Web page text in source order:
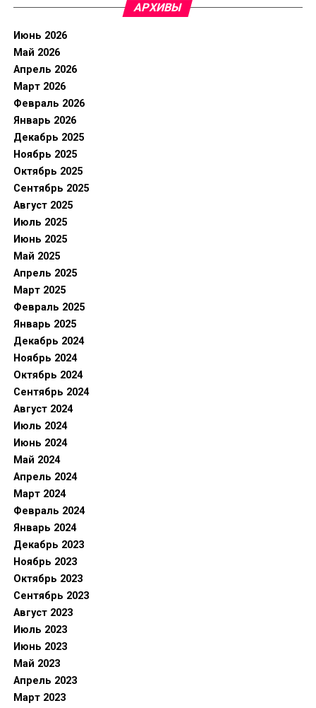
АРХИВЫ
Июнь 2026
Май 2026
Апрель 2026
Март 2026
Февраль 2026
Январь 2026
Декабрь 2025
Ноябрь 2025
Октябрь 2025
Сентябрь 2025
Август 2025
Июль 2025
Июнь 2025
Май 2025
Апрель 2025
Март 2025
Февраль 2025
Январь 2025
Декабрь 2024
Ноябрь 2024
Октябрь 2024
Сентябрь 2024
Август 2024
Июль 2024
Июнь 2024
Май 2024
Апрель 2024
Март 2024
Февраль 2024
Январь 2024
Декабрь 2023
Ноябрь 2023
Октябрь 2023
Сентябрь 2023
Август 2023
Июль 2023
Июнь 2023
Май 2023
Апрель 2023
Март 2023